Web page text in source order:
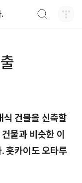
식 건물을 신축할
물과 비슷한 이
홋카이도 오타루